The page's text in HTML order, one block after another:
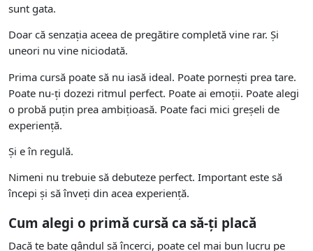
sunt gata.
Doar că senzația aceea de pregătire completă vine rar. Și
uneori nu vine niciodată.
Prima cursă poate să nu iasă ideal. Poate pornești prea tare.
Poate nu-ți dozezi ritmul perfect. Poate ai emoții. Poate alegi
o probă puțin prea ambițioasă. Poate faci mici greșeli de
experiență.
Și e în regulă.
Nimeni nu trebuie să debuteze perfect. Important este să
începi și să înveți din acea experiență.
Cum alegi o primă cursă ca să-ți placă
Dacă te bate gândul să încerci, poate cel mai bun lucru pe